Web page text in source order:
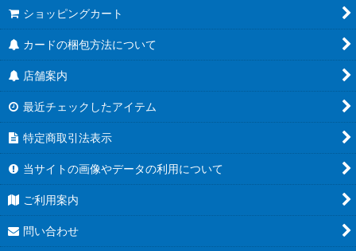
ショッピングカート
カードの梱包方法について
店舗案内
最近チェックしたアイテム
特定商取引法表示
当サイトの画像やデータの利用について
ご利用案内
問い合わせ